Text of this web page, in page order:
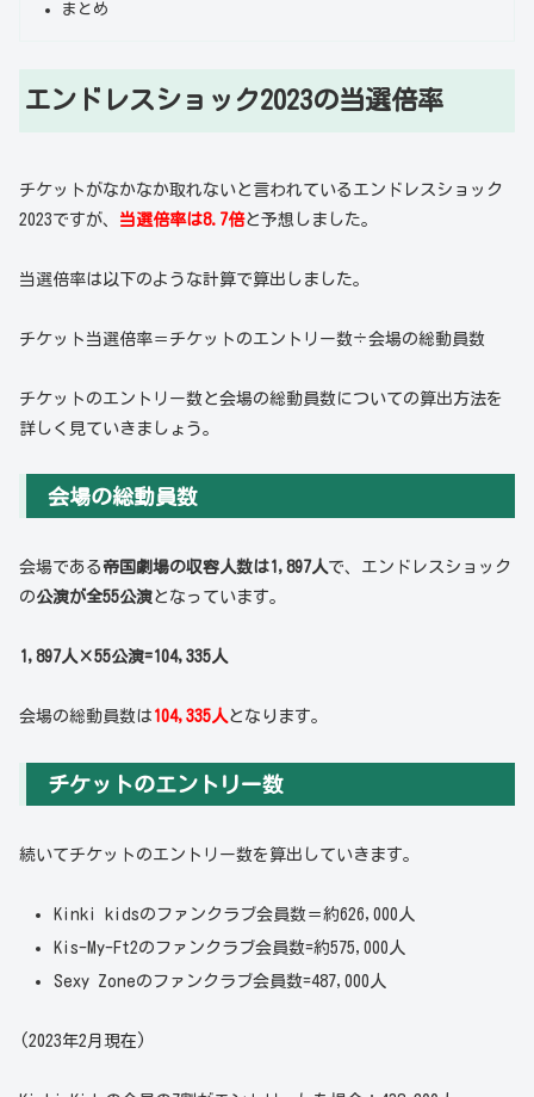
まとめ
エンドレスショック2023の当選倍率
チケットがなかなか取れないと言われているエンドレスショック
2023ですが、 当選倍率は8.7倍と予想しました。
当選倍率は以下のような計算で算出しました。
チケット当選倍率＝チケットのエントリー数÷会場の総動員数
チケットのエントリー数と会場の総動員数についての算出方法を
詳しく見ていきましょう。
会場の総動員数
会場である 帝国劇場の収容人数は1,897人で、エンドレスショック
の公演が全55公演となっています。
1,897人×55公演=104,335人
会場の総動員数は 104,335人となります。
チケットのエントリー数
続いてチケットのエントリー数を算出していきます。
Kinki kidsのファンクラブ会員数＝約626,000人
Kis-My-Ft2のファンクラブ会員数=約575,000人
Sexy Zoneのファンクラブ会員数=487,000人
(2023年2月現在)